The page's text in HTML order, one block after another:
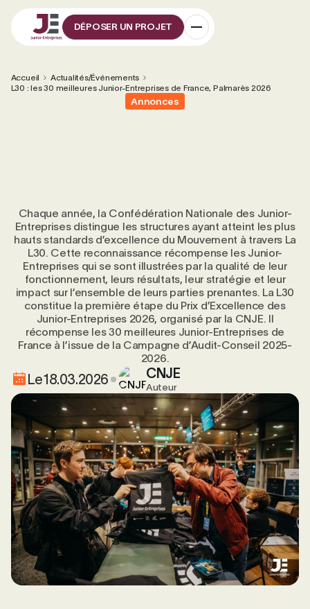
DÉPOSER UN PROJET
Accueil
Actualités/Événements
L30 : les 30 meilleures Junior-Entreprises de France, Palmarès 2026
Annonces
Chaque année, la Confédération Nationale des Junior-
Entreprises distingue les structures ayant atteint les plus
hauts standards d’excellence du Mouvement à travers La
L30. Cette reconnaissance récompense les Junior-
Entreprises qui se sont illustrées par la qualité de leur
fonctionnement, leurs résultats, leur stratégie et leur
impact sur l’ensemble de leurs parties prenantes. La L30
constitue la première étape du Prix d’Excellence des
Junior-Entreprises 2026, organisé par la CNJE. Il
récompense les 30 meilleures Junior-Entreprises de
France à l’issue de la Campagne d’Audit-Conseil 2025-
2026.
Le18.03.2026 CNJE
Auteur